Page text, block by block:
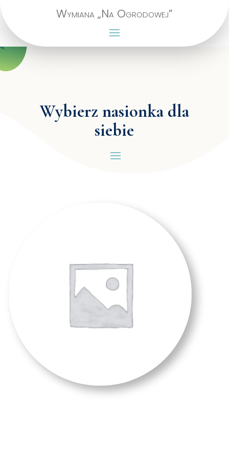
Wymiana „Na Ogrodowej”
Wybierz nasionka dla
siebie